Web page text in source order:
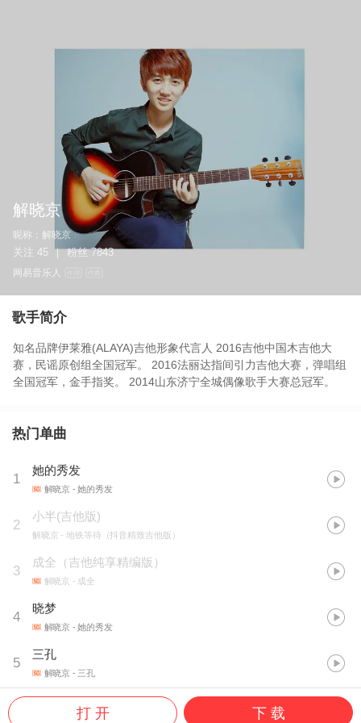
解晓京
昵称： 解晓京
关注 45 | 粉丝 7843
网易音乐人
歌手简介
知名品牌伊莱雅(ALAYA)吉他形象代言人 2016吉他中国木吉他大
赛，民谣原创组全国冠军。 2016法丽达指间引力吉他大赛，弹唱组
全国冠军，金手指奖。 2014山东济宁全城偶像歌手大赛总冠军。
热门单曲
1
她的秀发
解晓京 - 她的秀发
2
小半(吉他版)
解晓京 - 地铁等待（抖音精致吉他版）
3
成全（吉他纯享精编版）
解晓京 - 成全
4
晓梦
解晓京 - 她的秀发
5
三孔
解晓京 - 三孔
打 开 下 载